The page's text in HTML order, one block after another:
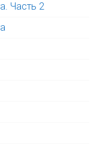
Часть 2